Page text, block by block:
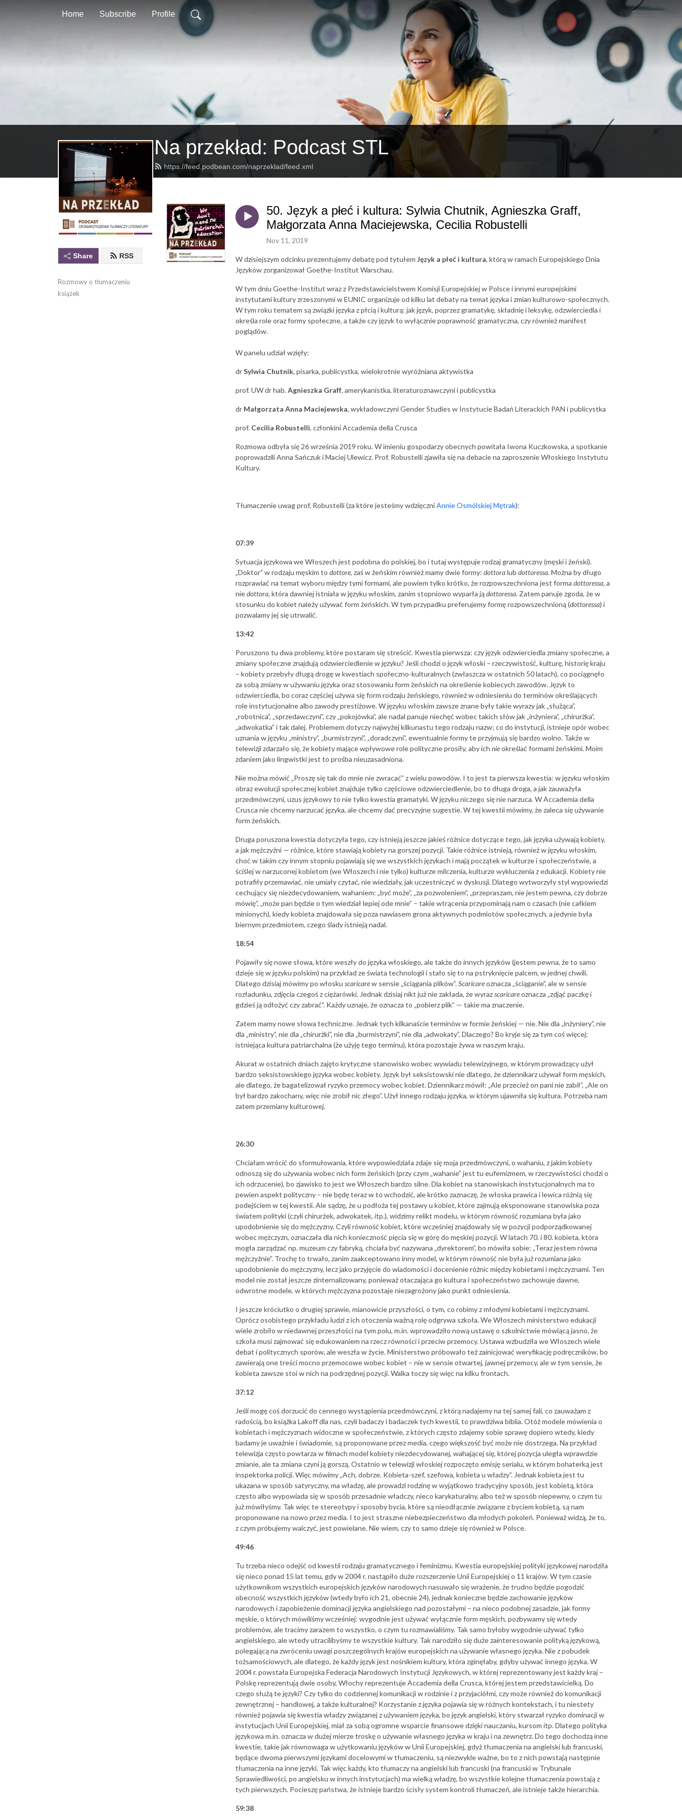
Home Subscribe Profile
Na przekład: Podcast STL
https://feed.podbean.com/naprzeklad/feed.xml
Share RSS
Rozmowy o tłumaczeniu
książek
50. Język a płeć i kultura: Sylwia Chutnik, Agnieszka Graff,
Małgorzata Anna Maciejewska, Cecilia Robustelli
Nov 11, 2019
W dzisiejszym odcinku prezentujemy debatę pod tytułem Język a płeć i kultura, którą w ramach Europejskiego Dnia
Języków zorganizował Goethe-Institut Warschau.
W tym dniu Goethe-Institut wraz z Przedstawicielstwem Komisji Europejskiej w Polsce i innymi europejskimi
instytutami kultury zrzeszonymi w EUNIC organizuje od kilku lat debaty na temat języka i zmian kulturowo-społecznych.
W tym roku tematem są związki języka z płcią i kulturą: jak język, poprzez gramatykę, składnię i leksykę, odzwierciedla i
określa role oraz formy społeczne, a także czy język to wyłącznie poprawność gramatyczna, czy również manifest
poglądów.
W panelu udział wzięły:
drSylwia Chutnik, pisarka, publicystka, wielokrotnie wyróżniana aktywistka
prof. UW dr hab.Agnieszka Graff, amerykanistka, literaturoznawczyni i publicystka
dr Małgorzata Anna Maciejewska, wykładowczyni Gender Studies w Instytucie Badań Literackich PAN i publicystka
prof. Cecilia Robustelli, członkini Accademia della Crusca
Rozmowa odbyła się 26 września 2019 roku. W imieniu gospodarzy obecnych powitała Iwona Kuczkowska, a spotkanie
poprowadzili Anna Sańczuk i Maciej Ulewicz. Prof. Robustelli zjawiła się na debacie na zaproszenie Włoskiego Instytutu
Kultury.
Tłumaczenie uwag prof. Robustelli (za które jesteśmy wdzięczniAnnie Osmólskiej Mętrak):
07:39
Sytuacja językowa we Włoszech jest podobna do polskiej, bo i tutaj występuje rodzaj gramatyczny (męski i żeński).
„Doktor” w rodzaju męskim to dottore, zaś w żeńskim również mamy dwie formy: dottoralub dottoressa. Można by długo
rozprawiać na temat wyboru między tymi formami, ale powiem tylko krótko, że rozpowszechniona jest forma dottoressa, a
niedottora, która dawniej istniała w języku włoskim, zanim stopniowo wyparła jądottoressa. Zatem panuje zgoda, że w
stosunku do kobiet należy używać form żeńskich. W tym przypadku preferujemy formę rozpowszechnioną (dottoressa) i
pozwalamy jej się utrwalić.
13:42
Poruszono tu dwa problemy, które postaram się streścić. Kwestia pierwsza: czy język odzwierciedla zmiany społeczne, a
zmiany społeczne znajdują odzwierciedlenie w języku? Jeśli chodzi o język włoski – rzeczywistość, kulturę, historię kraju
– kobiety przebyły długą drogę w kwestiach społeczno-kulturalnych (zwłaszcza w ostatnich 50 latach), co pociągnęło
za sobą zmiany w używaniu języka oraz stosowaniu form żeńskich na określenie kobiecych zawodów. Język to
odzwierciedla, bo coraz częściej używa się form rodzaju żeńskiego, również w odniesieniu do terminów określających
role instytucjonalne albo zawody prestiżowe. W języku włoskim zawsze znane były takie wyrazy jak „służąca”,
„robotnica”, „sprzedawczyni”, czy „pokojówka”, ale nadal panuje niechęć wobec takich słów jak „inżyniera”, „chirurżka”,
„adwokatka” i tak dalej. Problemem dotyczy najwyżej kilkunastu tego rodzaju nazw; co do instytucji, istnieje opór wobec
uznania w języku „ministry”, „burmistrzyni”, „doradczyni”, ewentualnie formy te przyjmują się bardzo wolno. Także w
telewizji zdarzało się, że kobiety mające wpływowe role polityczne prosiły, aby ich nieokreślać formami żeńskimi. Moim
zdaniem jako lingwistki jest to prośba nieuzasadniona.
Nie można mówić „Proszę się tak do mnie nie zwracać” z wielu powodów. I to jest ta pierwsza kwestia: w języku włoskim
obraz ewolucji społecznej kobiet znajduje tylko częściowe odzwierciedlenie, bo to długa droga, a jak zauważyła
przedmówczyni, uzus językowy to nie tylko kwestia gramatyki. W języku niczego się nie narzuca. W Accademia della
Crusca nie chcemy narzucać języka, ale chcemy dać precyzyjne sugestie. W tej kwestii mówimy, że zaleca się używanie
form żeńskich.
Druga poruszona kwestia dotyczyła tego, czy istnieją jeszcze jakieś różnice dotyczące tego, jak języka używają kobiety,
a jak mężczyźni — różnice, które stawiają kobiety na gorszej pozycji. Takie różnice istnieją, również w języku włoskim,
choć w takim czy innym stopniu pojawiają się we wszystkich językach i mają początek w kulturze i społeczeństwie, a
ściślej w narzuconej kobietom (we Włoszech i nie tylko) kulturze milczenia, kulturze wykluczenia z edukacji. Kobiety nie
potrafiły przemawiać, nie umiały czytać, nie wiedziały, jak uczestniczyć w dyskusji. Dlatego wytworzyły styl wypowiedzi
cechujący się niezdecydowaniem, wahaniem: „być może”, „za pozwoleniem”, „przepraszam, nie jestem pewna, czy dobrze
mówię”, „może pan będzie o tym wiedział lepiej ode mnie” – takie wtrącenia przypominają nam o czasach (nie całkiem
minionych), kiedy kobieta znajdowała się poza nawiasem grona aktywnych podmiotów społecznych, a jedynie była
biernym przedmiotem, czego ślady istnieją nadal.
18:54
Pojawiły się nowe słowa, które weszły do języka włoskiego, ale także do innych języków (jestem pewna, że to samo
dzieje się w języku polskim) na przykład ze świata technologii i stało się to na pstryknięcie palcem, w jednej chwili.
Dlatego dzisiaj mówimy po włosku scaricarew sensie „ściągania plików”.Scaricareoznacza „ściąganie”, ale w sensie
rozładunku, zdjęcia czegoś z ciężarówki. Jednak dzisiaj nikt już nie zakłada, że wyrazscaricareoznacza „zdjąć paczkę i
gdzieś ją odłożyć czy zabrać”. Każdy uznaje, że oznacza to „pobierz plik” — takie ma znaczenie.
Zatem mamy nowe słowa techniczne. Jednak tych kilkanaście terminów w formie żeńskiej — nie. Nie dla „inżyniery”, nie
dla „ministry”, nie dla „chirurżki”, nie dla „burmistrzyni”, nie dla „adwokaty”. Dlaczego? Bo kryje się za tym coś więcej:
istniejąca kultura patriarchalna (że użyję tego terminu), która pozostaje żywa w naszym kraju.
Akurat w ostatnich dniach zajęto krytyczne stanowisko wobec wywiadu telewizyjnego, w którym prowadzący użył
bardzo seksistowskiego języka wobec kobiety. Język był seksistowski nie dlatego, że dziennikarz używał form męskich,
ale dlatego, że bagatelizował ryzyko przemocy wobec kobiet. Dziennikarz mówił: „Ale przecież on pani nie zabił”, „Ale on
był bardzo zakochany, więc nie zrobił nic złego”. Użył innego rodzaju języka, w którym ujawniła się kultura. Potrzeba nam
zatem przemiany kulturowej.
26:30
Chciałam wrócić do sformułowania, które wypowiedziała zdaje się moja przedmówczyni, o wahaniu, z jakim kobiety
odnoszą się do używania wobec nich form żeńskich (przy czym „wahanie” jest tu eufemizmem, w rzeczywistości chodzi o
ich odrzucenie), bo zjawisko to jest we Włoszech bardzo silne. Dla kobiet na stanowiskach instytucjonalnych ma to
pewien aspekt polityczny – nie będę teraz w to wchodzić, ale krótko zaznaczę, że włoska prawica i lewica różnią się
podejściem w tej kwestii. Ale sądzę, że u podłoża tej postawy u kobiet, które zajmują eksponowane stanowiska poza
światem polityki (czyli chirurżek, adwokatek, itp.), widzimy relikt modelu, w którym równość rozumiana była jako
upodobnienie się do mężczyzny. Czyli równość kobiet, które wcześniej znajdowały się w pozycji podporządkowanej
wobec mężczyzn, oznaczała dla nich konieczność pięcia się w górę do męskiej pozycji. W latach 70. i 80. kobieta, która
mogła zarządzać np. muzeum czy fabryką, chciała być nazywana „dyrektorem”, bo mówiła sobie: „Teraz jestem równa
mężczyźnie”. Trochę to trwało, zanim zaakceptowano inny model, w którym równość nie była już rozumiana jako
upodobnienie do mężczyzny, lecz jako przyjęcie do wiadomości i docenienie różnic między kobietami i mężczyznami. Ten
model nie został jeszcze zinternalizowany, ponieważ otaczająca go kultura i społeczeństwo zachowuje dawne,
odwrotne modele, w których mężczyzna pozostaje niezagrożony jako punkt odniesienia.
I jeszcze króciutko o drugiej sprawie, mianowicie przyszłości, o tym, co robimy z młodymi kobietami i mężczyznami.
Oprócz osobistego przykładu ludzi z ich otoczenia ważną rolę odgrywa szkoła. We Włoszech ministerstwo edukacji
wiele zrobiło w niedawnej przeszłości na tym polu, m.in. wprowadziło nową ustawę o szkolnictwie mówiącą jasno, że
szkoła musi zajmować się edukowaniem na rzecz równości i przeciw przemocy. Ustawa wzbudziła we Włoszech wiele
debat i politycznych sporów, ale weszła w życie. Ministerstwo próbowało też zainicjować weryfikację podręczników, bo
zawierają one treści mocno przemocowe wobec kobiet – nie w sensie otwartej, jawnej przemocy, ale w tym sensie, że
kobieta zawsze stoi w nich na podrzędnej pozycji. Walka toczy się więc na kilku frontach.
37:12
Jeśli mogę coś dorzucić do cennego wystąpienia przedmówczyni, z którą nadajemy na tej samej fali, co zauważam z
radością, bo książka Lakoff dla nas, czyli badaczy i badaczek tych kwestii, to prawdziwa biblia. Otóż modele mówienia o
kobietach i mężczyznach widoczne w społeczeństwie, z których często zdajemy sobie sprawę dopiero wtedy, kiedy
badamy je uważnie i świadomie, są proponowane przez media, czego większość być może nie dostrzega. Na przykład
telewizja często powtarza w filmach model kobiety niezdecydowanej, wahającej się, której pozycja uległa wprawdzie
zmianie, ale ta zmiana czyni ją gorszą. Ostatnio w telewizji włoskiej rozpoczęto emisję serialu, w którym bohaterką jest
inspektorka policji. Więc mówimy „Ach, dobrze. Kobieta-szef, szefowa, kobieta u władzy”. Jednak kobieta jest tu
ukazana w sposób satyryczny, ma władzę, ale prowadzi rodzinę w wyjątkowo tradycyjny sposób, jest kobietą, która
często albo wypowiada się w sposób przesadnie władczy, nieco karykaturalny, albo też w sposób niepewny, o czym tu
już mówiłyśmy. Tak więc te stereotypy i sposoby bycia, które są nieodłącznie związane z byciem kobietą, są nam
proponowane na nowo przez media. I to jest straszne niebezpieczeństwo dla młodych pokoleń. Ponieważ widzą, że to,
z czym próbujemy walczyć, jest powielane. Nie wiem, czy to samo dzieje się również w Polsce.
49:46
Tu trzeba nieco odejść od kwestii rodzaju gramatycznego i feminizmu. Kwestia europejskiej polityki językowej narodziła
się nieco ponad 15 lat temu, gdy w 2004 r. nastąpiło duże rozszerzenie Unii Europejskiej o 11 krajów. W tym czasie
użytkownikom wszystkich europejskich języków narodowych nasuwało się wrażenie, że trudno będzie pogodzić
obecność wszystkich języków (wtedy było ich 21, obecnie 24), jednak konieczne będzie zachowanie języków
narodowych i zapobieżenie dominacji języka angielskiego nad pozostałymi – na nieco podobnej zasadzie, jak formy
męskie, o których mówiliśmy wcześniej: wygodnie jest używać wyłącznie form męskich, pozbywamy się wtedy
problemów, ale tracimy zarazem to wszystko, o czym tu rozmawialiśmy. Tak samo byłoby wygodnie używać tylko
angielskiego, ale wtedy utracilibyśmy te wszystkie kultury. Tak narodziło się duże zainteresowanie polityką językową,
polegającą na zwróceniu uwagi poszczególnych krajów europejskich na używanie własnego języka. Nie z pobudek
tożsamościowych, ale dlatego, że każdy język jest nośnikiem kultury, która zginęłaby, gdyby używać innego języka. W
2004 r. powstała Europejska Federacja Narodowych Instytucji Językowych, w której reprezentowany jest każdy kraj –
Polskę reprezentują dwie osoby, Włochy reprezentuje Accademia della Crusca, której jestem przedstawicielką. Do
czego służą te języki? Czy tylko do codziennej komunikacji w rodzinie i z przyjaciółmi, czy może również do komunikacji
zewnętrznej – handlowej, a także kulturalnej? Korzystanie z języka pojawia się w różnych kontekstach, i tu niestety
również pojawia się kwestia władzy związanej z używaniem języka, bo język angielski, który stwarzał ryzyko dominacji w
instytucjach Unii Europejskiej, miał za sobą ogromne wsparcie finansowe dzięki nauczaniu, kursom itp. Dlatego polityka
językowa m.in. oznacza w dużej mierze troskę o używanie własnego języka w kraju i na zewnętrz. Do tego dochodzą inne
kwestie, takie jak równowaga w użytkowaniu języków w Unii Europejskiej, gdyż tłumaczenia na angielski lub francuski,
będące dwoma pierwszymi językami docelowymi w tłumaczeniu, są niezwykle ważne, bo to z nich powstają następnie
tłumaczenia na inne języki. Tak więc każdy, kto tłumaczy na angielski lub francuski (na francuski w Trybunale
Sprawiedliwości, po angielsku w innych instytucjach) ma wielką władzę, bo wszystkie kolejne tłumaczenia powstają z
tych pierwszych. Pocieszę państwa, że istnieje bardzo ścisły system kontroli tłumaczeń, ale istnieje także hierarchia.
59:38